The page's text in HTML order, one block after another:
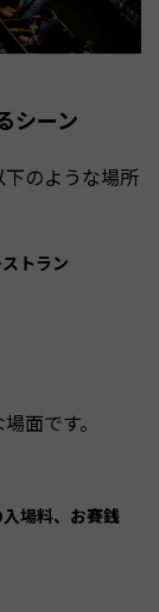
シーン
のような場所
トラン
面です。
場料、お賽銭